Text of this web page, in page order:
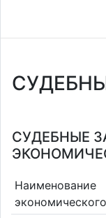
СУДЕБНЫЕ
Наименование